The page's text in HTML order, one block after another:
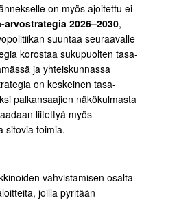
on myös ajoitettu ei-
arvostrategia 2026–2030,
suuntaa seuraavalle
korostaa sukupuolten tasa-
ja yhteiskunnassa
on keskeinen tasa-
palkansaajien näkökulmasta
liitettyä myös
sitovia toimia.
vahvistamisen osalta
joilla pyritään